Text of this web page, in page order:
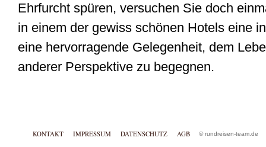
Ehrfurcht spüren, versuchen Sie doch
in einem der gewiss schönen Hotels eine
eine hervorragende Gelegenheit, dem
anderer Perspektive zu begegnen.
KONTAKT IMPRESSUM DATENSCHUTZ AGB © rundreisen-team.de